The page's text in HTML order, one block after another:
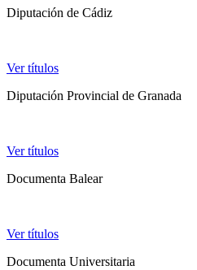
Diputación de Cádiz
Ver títulos
Diputación Provincial de Granada
Ver títulos
Documenta Balear
Ver títulos
Documenta Universitaria